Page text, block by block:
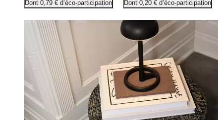
meublesInstructions
Commandez
Trouver
magasinÀ
propos
BoConceptValeursResponsabilité
Dont 0,79 € d’éco-participation Dont 0,20 € d’éco-participation